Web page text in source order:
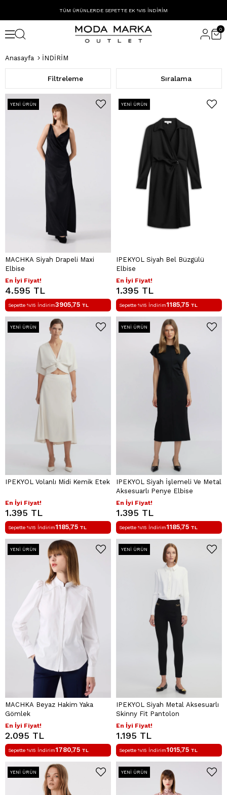
TÜM ÜRÜNLERDE SEPETTE EK %15 İNDİRİM
0
Anasayfa İNDİRİM
Filtreleme Sıralama
YENI ÜRÜN
MACHKA Siyah Drapeli Maxi
Elbise
En İyi Fiyat!
4.595 TL
Sepette %15 İndirim3905,75 TL
YENI ÜRÜN
IPEKYOL Siyah Bel Büzgülü
Elbise
En İyi Fiyat!
1.395 TL
Sepette %15 İndirim1185,75 TL
YENI ÜRÜN
IPEKYOL Volanlı Midi Kemik Etek
En İyi Fiyat!
1.395 TL
Sepette %15 İndirim1185,75 TL
YENI ÜRÜN
IPEKYOL Siyah İşlemeli Ve Metal
Aksesuarlı Penye Elbise
En İyi Fiyat!
1.395 TL
Sepette %15 İndirim1185,75 TL
YENI ÜRÜN
MACHKA Beyaz Hakim Yaka
Gömlek
En İyi Fiyat!
2.095 TL
Sepette %15 İndirim1780,75 TL
YENI ÜRÜN
IPEKYOL Siyah Metal Aksesuarlı
Skinny Fit Pantolon
En İyi Fiyat!
1.195 TL
Sepette %15 İndirim1015,75 TL
YENI ÜRÜN YENI ÜRÜN